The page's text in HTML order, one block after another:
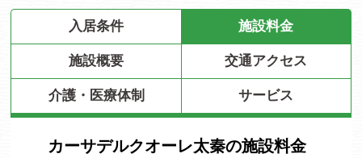
入居条件 施設料金
施設概要 交通アクセス
介護・医療体制 サービス
カーサデルクオーレ太秦の施設料金